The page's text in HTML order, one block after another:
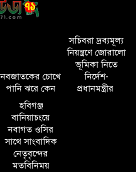
কমিশনার জুলাই স্মৃতিস্তম্ভে পুষ্পস্তবক
অর্পণ ও জুলাই গণঅভ্যুত্থানের
১০ লাখ টাকার চেক ডিজঅনার
মামলায় এক বছরের সাজা
‘সমন্বিত উদ্যোগেই গড়ে উঠবে
আধুনিক সিলেট’ – বাণিজ্যমন্ত্রী
নবজাতকের চোখে
পানি ঝরে কেন
সচিবরা দ্রব্যমূল্য
নিয়ন্ত্রণে জোরালো
ভূমিকা নিতে
নির্দেশ-
প্রধানমন্ত্রীর
হবিগঞ্জ
বানিয়াচংয়ে
নবাগত ওসির
সাথে সাংবাদিক
নেতৃবৃন্দের
মতবিনিময়